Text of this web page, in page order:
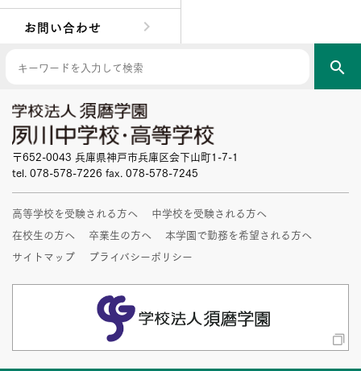
お問い合わせ
search
〒652-0043 兵庫県神戸市兵庫区会下山町1-7-1
tel. 078-578-7226 fax. 078-578-7245
高等学校を受験される方へ
中学校を受験される方へ
在校生の方へ
卒業生の方へ
本学園で勤務を希望される方へ
サイトマップ
プライバシーポリシー